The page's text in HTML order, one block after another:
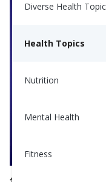
Diverse Health
Health Topics
Nutrition
Mental Health
Fitness